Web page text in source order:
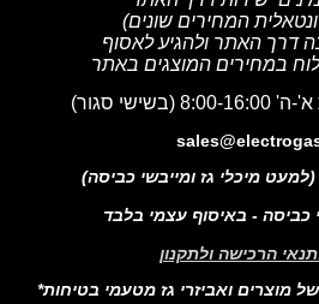
המחירים שונים)
דרך האתר ולהגיע לאסוף
במחירים המוצגים באתר
סגור)
מיכלי גז ומייבשי כביסה)
כביסה - באיסוף עצמי בלבד
הרכישה ולתקנון
מוצרים ואביזרי גז מטעמי בטיחות*